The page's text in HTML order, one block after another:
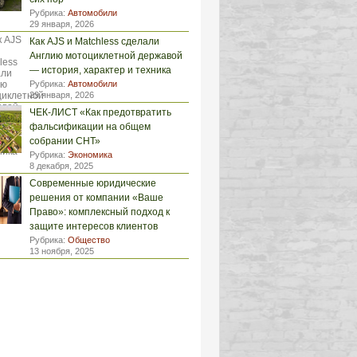
Рубрика: Автомобили
29 января, 2026
Как AJS и Matchless сделали
Англию мотоциклетной державой
— история, характер и техника
Рубрика: Автомобили
29 января, 2026
ЧЕК-ЛИСТ «Как предотвратить
фальсификации на общем
собрании СНТ»
Рубрика: Экономика
8 декабря, 2025
Современные юридические
решения от компании «Ваше
Право»: комплексный подход к
защите интересов клиентов
Рубрика: Общество
13 ноября, 2025